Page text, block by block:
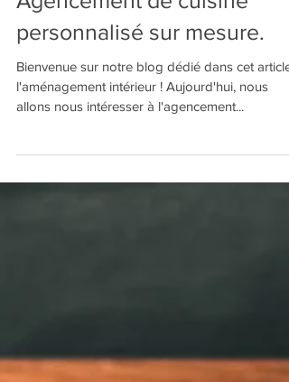
Agencement de cuisine
personnalisé sur mesure.
Bienvenue sur notre blog dédié dans cet
l'aménagement intérieur ! Aujourd'hui, nous